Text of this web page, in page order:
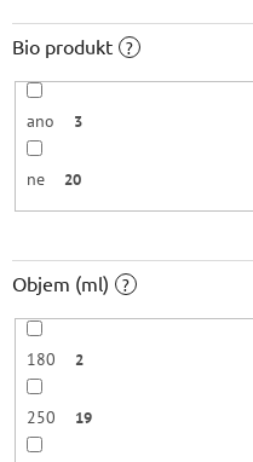
Bio produkt ?
ano 3
ne 20
Objem (ml) ?
180 2
250 19